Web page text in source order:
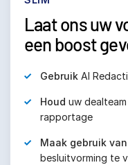
Laat ons uw
een boost
Gebruik AI
Houd uw
rapportage
Maak gebruik van
besluitvorming te